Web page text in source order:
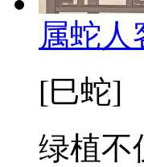
属蛇
[巳蛇]
绿植不